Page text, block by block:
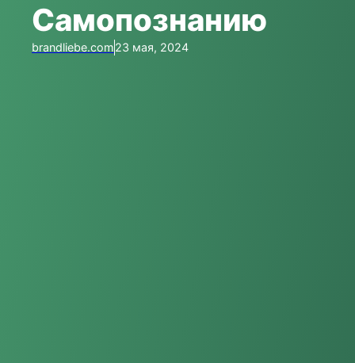
Самопознанию
brandliebe.com23 мая, 2024